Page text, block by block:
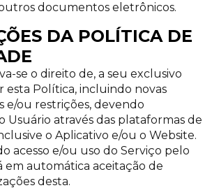
documentos eletrônicos.
DA POLÍTICA DE
se o direito de, a seu exclusivo
esta Política, incluindo novas
e/ou restrições, devendo
Usuário através das plataformas de
o Aplicativo e/ou o Website.
acesso e/ou uso do Serviço pelo
em automática aceitação de
desta.